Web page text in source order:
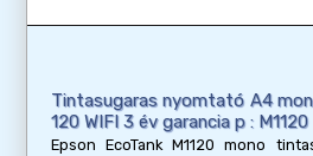
Tintasugaras nyomtató A4
120 WIFI 3 év garancia p : M1120
Epson EcoTank M1120 mono